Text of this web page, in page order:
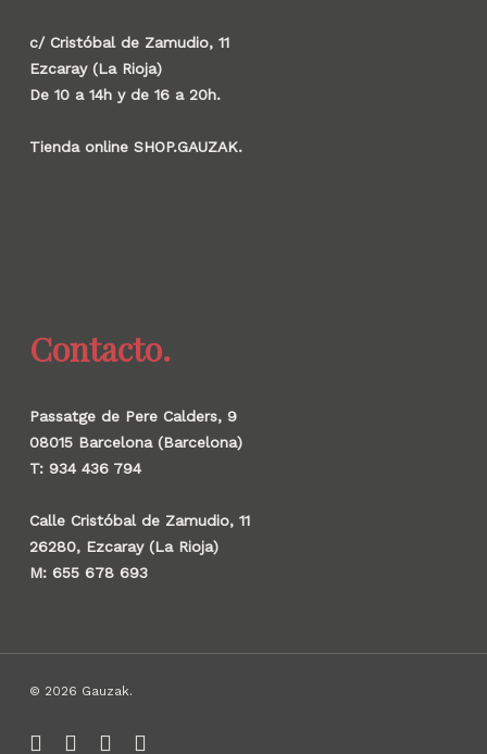
c/ Cristóbal de Zamudio, 11
Ezcaray (La Rioja)
De 10 a 14h y de 16 a 20h.
Tienda online SHOP.GAUZAK.
Contacto.
Passatge de Pere Calders, 9
08015 Barcelona (Barcelona)
T: 934 436 794
Calle Cristóbal de Zamudio, 11
26280, Ezcaray (La Rioja)
M: 655 678 693
© 2026 Gauzak.
linkedininstagrambehancewhatsapp